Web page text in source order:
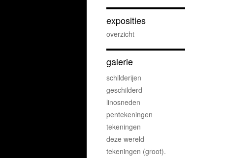
exposities
overzicht
galerie
schilderijen
geschilderd
linosneden
pentekeningen
tekeningen
deze wereld
tekeningen (groot).